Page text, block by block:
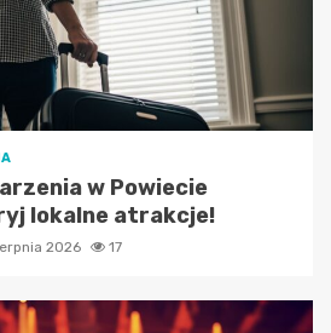
w Powiecie
lokalne atrakcje!
2026 17